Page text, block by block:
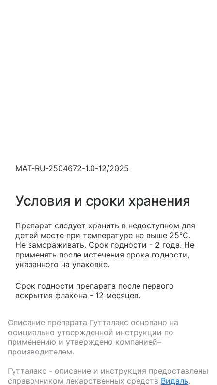
MAT-RU-2504672-1.0-12/2025
Условия и сроки хранения
Препарат следует хранить в недоступном для
детей месте при температуре не выше 25°С.
Не замораживать. Срок годности - 2 года. Не
применять после истечения срока годности,
указанного на упаковке.
Срок годности препарата после первого
вскрытия флакона - 12 месяцев.
Описание препарата Гутталакс основано на
официально утвержденной инструкции по
применению и утверждено компанией–
производителем.
Гутталакс - описание и инструкция предоставлены
справочником лекарственных средств Видаль.